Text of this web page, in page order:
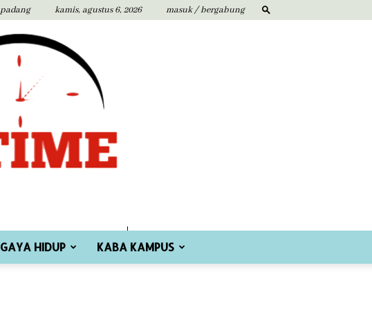
padang kamis, agustus 6, 2026 masuk / bergabung
GAYA HIDUP KABA KAMPUS